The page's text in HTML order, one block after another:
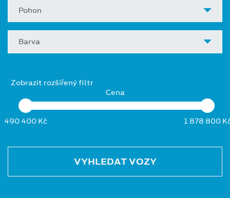
Pohon
Barva
Zobrazit rozšířený filtr
Cena
490 400 Kč 1 878 800
VYHLEDAT VOZY